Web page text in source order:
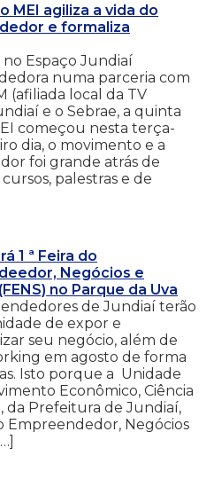
MEI agiliza a vida do
e formaliza
no Espaço Jundiaí
numa parceria com
(afiliada local da TV
e o Sebrae, a quinta
começou nesta terça-
dia, o movimento e a
foi grande atrás de
palestras e de
1 ª Feira do
Negócios e
no Parque da Uva
de Jundiaí terão
de expor e
seu negócio, além de
em agosto de forma
Isto porque a Unidade
Econômico, Ciência
da Prefeitura de Jundiaí,
Empreendedor, Negócios